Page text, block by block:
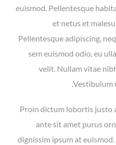
euismod. Pellentesque
et netus et
Pellentesque adipiscing,
sem euismod odio, eu
velit. Nullam vitae
Vestibulum
Proin dictum lobortis justo
ante sit amet purus
dignissim ipsum at